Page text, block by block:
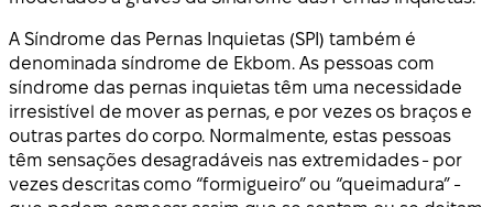
A Síndrome das Pernas Inquietas (SPI) também é
denominada síndrome de Ekbom. As pessoas com
síndrome das pernas inquietas têm uma necessidade
irresistível de mover as pernas, e por vezes os braços e
outras partes do corpo. Normalmente, estas pessoas
têm sensações desagradáveis nas extremidades - por
vezes descritas como “formigueiro” ou “queimadura” -